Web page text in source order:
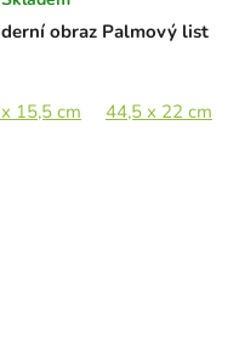
44,5 x 44,5 cm 65 x 65
obraz Palmový list
15,5 cm 44,5 x 22 cm